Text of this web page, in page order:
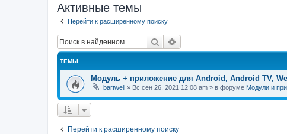
Активные темы
Перейти к расширенному поиску
Поиск
ТЕМЫ
Модуль + приложение для Android, Android TV,
bartwell » Вс сен 26, 2021 12:08 am » в форуме Модули и
Перейти к расширенному поиску